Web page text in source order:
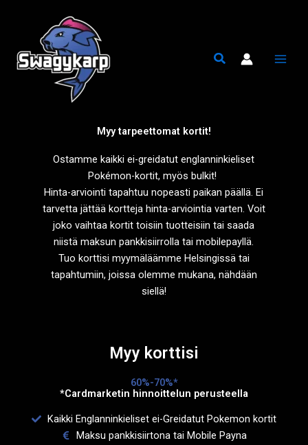
Myy tarpeettomat kortit!
Ostamme kaikki ei-greidatut englanninkieliset
Pokémon-kortit, myös bulkit!
Hinta-arviointi tapahtuu nopeasti paikan päällä. Ei
tarvetta jättää kortteja hinta-arviointia varten. Voit
joko vaihtaa kortit toisiin tuotteisiin tai saada
niistä maksun pankkisiirrolla tai mobilepayllä.
Tuo korttisi myymäläämme Helsingissä tai
tapahtumiin, joissa olemme mukana, nähdään
siellä!
Myy korttisi
60%-70%*
*Cardmarketin hinnoittelun perusteella
Kaikki Englanninkieliset ei-Greidatut Pokemon kortit
Maksu pankkisiirtona tai Mobile Payna